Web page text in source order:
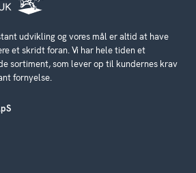
udvikling og vores mål er altid at have
et skridt foran. Vi har hele tiden et
sortiment, som lever op til kundernes krav
fornyelse.